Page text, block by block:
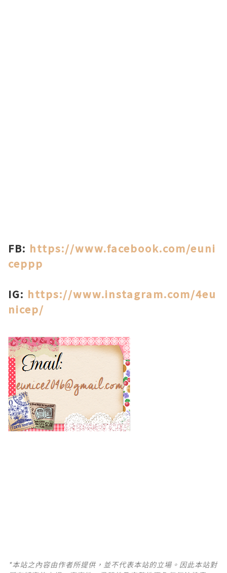
FB: https://www.facebook.com/euni
ceppp
IG: https://www.instagram.com/4eu
nicep/
*本站之內容由作者所提供，並不代表本站的立場。因此本站對